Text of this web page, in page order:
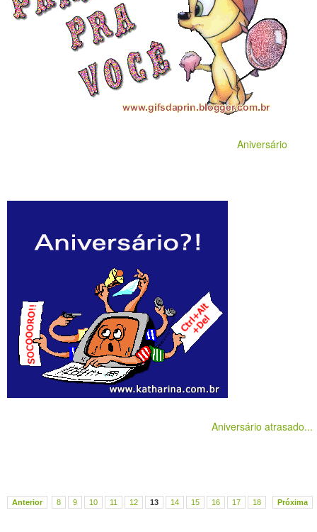
Aniversário
Aniversário atrasado...
Anterior 8 9 10 11 12 13 14 15 16 17 18 Próxima